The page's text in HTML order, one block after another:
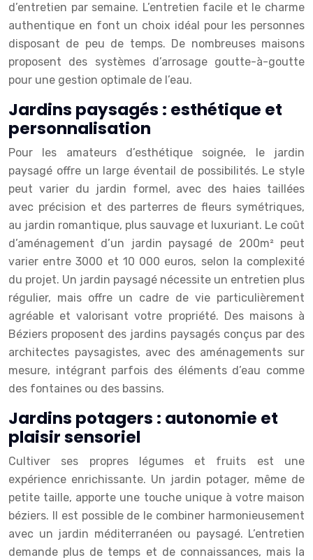
d’entretien par semaine. L’entretien facile et le charme
authentique en font un choix idéal pour les personnes
disposant de peu de temps. De nombreuses maisons
proposent des systèmes d’arrosage goutte-à-goutte
pour une gestion optimale de l’eau.
Jardins paysagés : esthétique et
personnalisation
Pour les amateurs d’esthétique soignée, le jardin
paysagé offre un large éventail de possibilités. Le style
peut varier du jardin formel, avec des haies taillées
avec précision et des parterres de fleurs symétriques,
au jardin romantique, plus sauvage et luxuriant. Le coût
d’aménagement d’un jardin paysagé de 200m² peut
varier entre 3000 et 10 000 euros, selon la complexité
du projet. Un jardin paysagé nécessite un entretien plus
régulier, mais offre un cadre de vie particulièrement
agréable et valorisant votre propriété. Des maisons à
Béziers proposent des jardins paysagés conçus par des
architectes paysagistes, avec des aménagements sur
mesure, intégrant parfois des éléments d’eau comme
des fontaines ou des bassins.
Jardins potagers : autonomie et
plaisir sensoriel
Cultiver ses propres légumes et fruits est une
expérience enrichissante. Un jardin potager, même de
petite taille, apporte une touche unique à votre maison
béziers. Il est possible de le combiner harmonieusement
avec un jardin méditerranéen ou paysagé. L’entretien
demande plus de temps et de connaissances, mais la